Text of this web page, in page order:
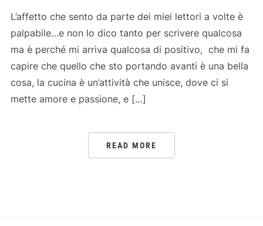
L’affetto che sento da parte dei miei lettori a volte è
palpabile…e non lo dico tanto per scrivere qualcosa
ma è perché mi arriva qualcosa di positivo, che mi fa
capire che quello che sto portando avanti è una bella
cosa, la cucina è un’attività che unisce, dove ci si
mette amore e passione, e […]
READ MORE